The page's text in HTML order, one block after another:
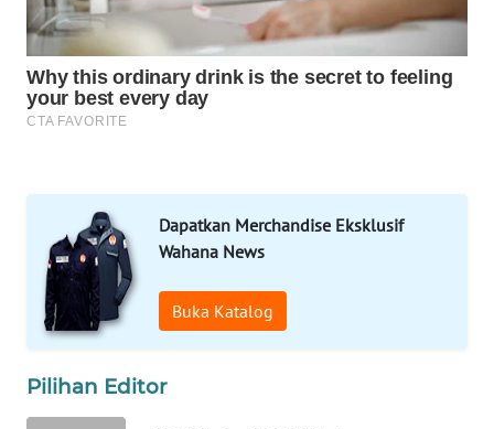
Dapatkan Merchandise Eksklusif
Wahana News
Buka Katalog
Pilihan Editor
MKLI
LPKKI
LKKI
PORTAL
KONSUMEN
FORWAMKI
ALPERKLINAS